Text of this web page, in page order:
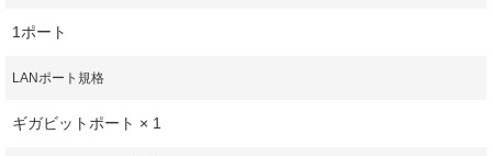
1ポート
LANポート規格
ギガビットポート × 1